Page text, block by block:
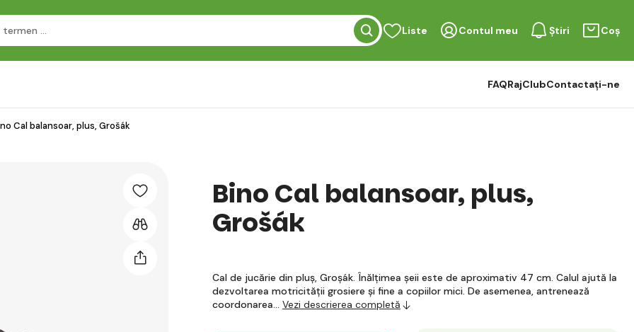
Liste Contul meu Știri Coș
FAQRajClubContactați-ne
Cal balansoar, plus, Grošák
Bino Cal balansoar, plus,
Grošák
Cal de jucărie din pluș, Groșák. Înălțimea șeii este de aproximativ 47 cm. Calul ajută la
dezvoltarea motricității grosiere și fine a copiilor mici. De asemenea, antrenează
coordonarea… Vezi descrierea completă